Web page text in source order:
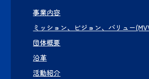
事業内容
ミッション、ビジョン、バリュー
団体概要
沿革
活動紹介